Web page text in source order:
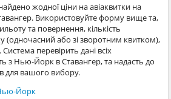
жодної ціни на авіаквитки на
Використовуйте форму вище та,
та повернення, кількість
(одночасний або зі зворотним квитком),
перевірить дані всіх
з Нью-Йорк в Ставангер, та надасть до
для вашого вибору.
Йорк